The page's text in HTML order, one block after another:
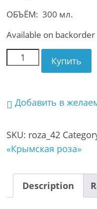
ОБЪЁМ: 300 мл.
Available on backorder
Купить
Добавить в
SKU: roza_42
«Крымская роза»
Description